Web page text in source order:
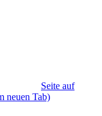
Seite auf
neuen Tab)